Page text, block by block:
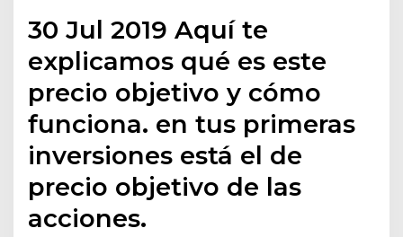
30 Jul 2019 Aquí te
explicamos qué es este
precio objetivo y cómo
funciona. en tus primeras
inversiones está el de
precio objetivo de las
acciones.